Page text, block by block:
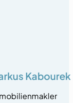
Kabourek